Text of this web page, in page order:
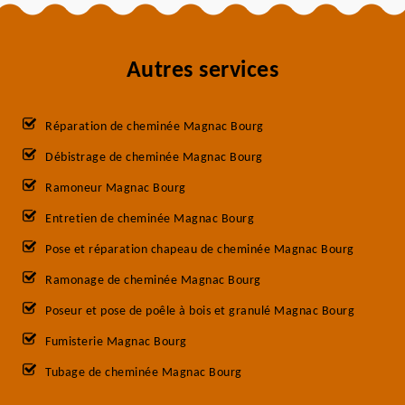
Autres services
Réparation de cheminée Magnac Bourg
Débistrage de cheminée Magnac Bourg
Ramoneur Magnac Bourg
Entretien de cheminée Magnac Bourg
Pose et réparation chapeau de cheminée Magnac Bourg
Ramonage de cheminée Magnac Bourg
Poseur et pose de poêle à bois et granulé Magnac Bourg
Fumisterie Magnac Bourg
Tubage de cheminée Magnac Bourg